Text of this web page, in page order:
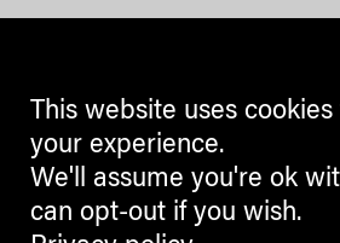
This website uses
your experience.
We'll assume you're ok
can opt-out if you wish.